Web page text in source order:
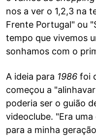
nos a ver o 1,2,3 na
Frente Portugal" ou
tempo que vivemos
sonhamos com o
A ideia para 1986 foi
começou a
poderia ser o guião
videoclube. "Era uma
para a minha